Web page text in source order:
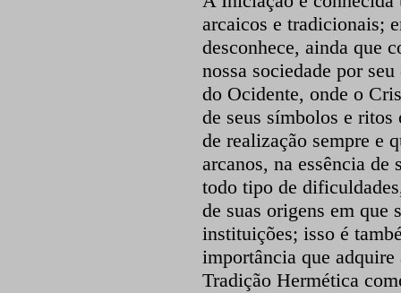
arcaicos e tradicionais;
desconhece, ainda que
nossa sociedade por
do Ocidente, onde o
de seus símbolos e ritos
de realização sempre e
arcanos, na essência de
todo tipo de
de suas origens em que
instituições; isso é
importância que
Tradição Hermética